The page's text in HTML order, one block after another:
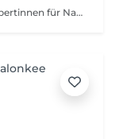
Wo Nägel auf Kreativität treffen! Unsere Expertinnen für Nagelkunst gestalten designs jeder komplexität und erwecken Ihre Vision mit Präzision und Kunstfertigkeit zum Leben. Ob Sie von einer Klassischen french-manicure, Einem schicken verlauf oder filigranen zeichnungen auf einzelnen Nägeln träumen Wir setzen Ihre Wünsche um. Für Eine makellose french-manicure, faszinierenden cat-eye-effekt, atemberaubendes chrom-puder oder eleganten baby-boomer-verlauf sorgen Wir dafür, dass jeder nagel Ein echtes kunstwerk wird. bevorzugen Sie ein einzigartiges design auf nur wenigen Nägeln? Kein Problem! Sie können Ihr design ganz individuell anpassen und einen einzigartigen look kreieren, der genauso individuell ist wie sie. Lassen Sie Ihre Nägel Ihren stil sprechen!